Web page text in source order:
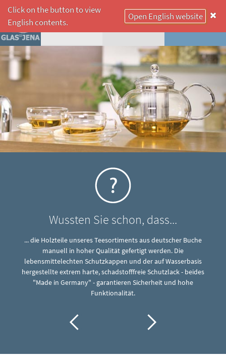
☰
Click on the button to view
English contents.
Open English website
Wussten Sie schon, dass...
... die Holzteile unseres Teesortiments aus deutscher Buche
manuell in hoher Qualität gefertigt werden. Die
lebensmittelechten Schutzkappen und der auf Wasserbasis
hergestellte extrem harte, schadstofffreie Schutzlack - beides
"Made in Germany" - garantieren Sicherheit und hohe
Funktionalität.